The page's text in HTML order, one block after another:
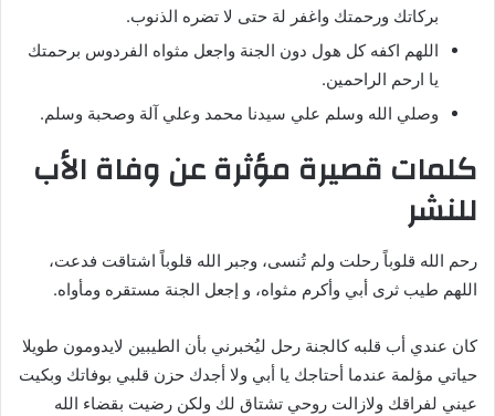
بركاتك ورحمتك واغفر لة حتى لا تضره الذنوب.
اللهم اكفه كل هول دون الجنة واجعل مثواه الفردوس برحمتك
يا ارحم الراحمين.
وصلي الله وسلم علي سيدنا محمد وعلي آلة وصحبة وسلم.
كلمات قصيرة مؤثرة عن وفاة الأب
للنشر
رحم الله قلوباً رحلت ولم تُنسى، وجبر الله قلوباً اشتاقت فدعت،
اللهم طيب ثرى أبي وأكرم مثواه، و إجعل الجنة مستقره ومأواه.
كان عندي أب قلبه كالجنة رحل ليُخبرني بأن الطيبين لايدومون طويلا
حياتي مؤلمة عندما أحتاجك يا أبي ولا أجدك حزن قلبي بوفاتك وبكيت
عيني لفراقك ولازالت روحي تشتاق لك ولكن رضيت بقضاء الله